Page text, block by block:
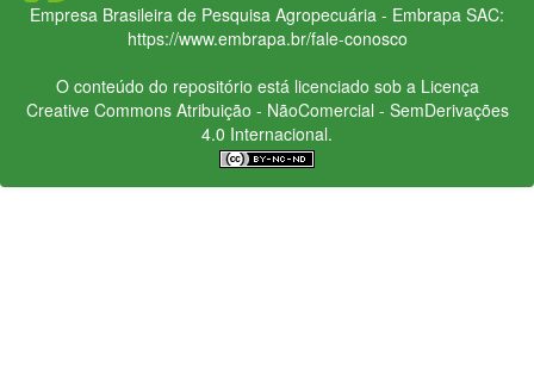
Empresa Brasileira de Pesquisa Agropecuária - Embrapa SAC:
https://www.embrapa.br/fale-conosco
O conteúdo do repositório está licenciado sob a Licença
Creative CommonsAtribuição - NãoComercial - SemDerivações
4.0 Internacional.